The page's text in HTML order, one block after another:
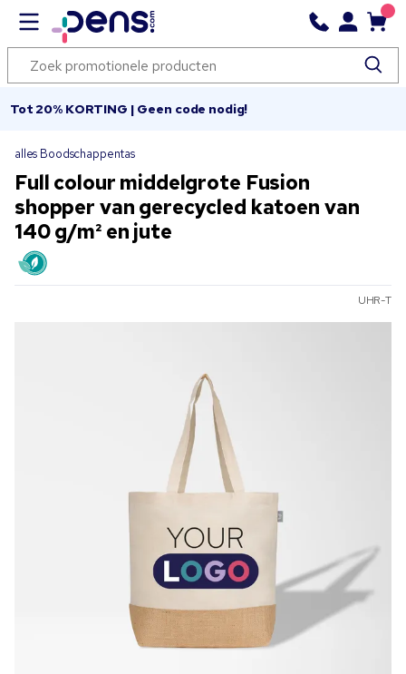
Tot 20% KORTING | Geen code nodig!
alles Boodschappentas
Full colour middelgrote Fusion
shopper van gerecycled katoen van
140 g/m² en jute
UHR-T